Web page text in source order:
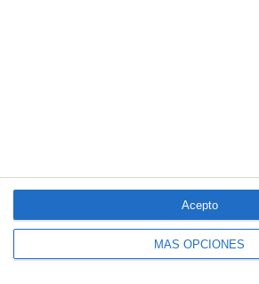
MÁS OPCIONES
Acepto